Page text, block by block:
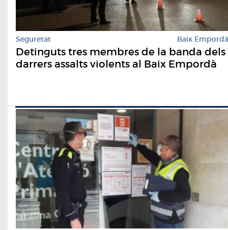
Seguretat Baix Empordà
Detinguts tres membres de la banda dels
darrers assalts violents al Baix Empordà